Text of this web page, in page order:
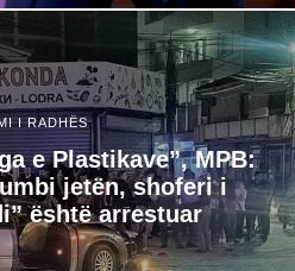
I RADHËS
e Plastikave”, MPB:
jetën, shoferi i
është arrestuar